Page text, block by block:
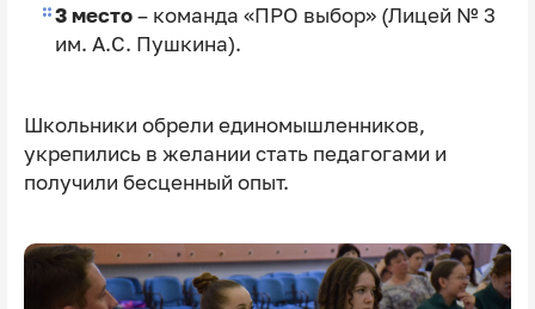
3 место– команда «ПРО выбор» (Лицей № 3
им. А.С. Пушкина).
Школьники обрели единомышленников,
укрепились в желании стать педагогами и
получили бесценный опыт.